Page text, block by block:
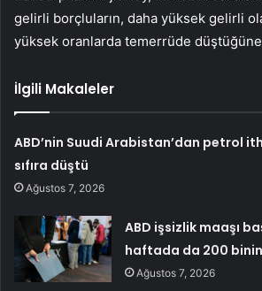
gelirli borçluların, daha yüksek gelirli
yüksek oranlarda temerrüde
İlgili Makaleler
ABD’nin Suudi Arabistan’dan petrol
sıfıra düştü
Ağustos 7, 2026
ABD işsizlik maaşı
haftada da 200
Ağustos 7, 2026